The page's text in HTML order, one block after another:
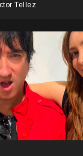
Tellez